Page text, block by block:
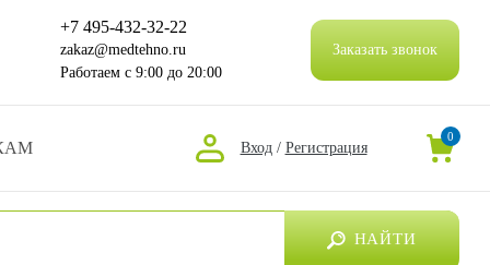
+7 495-432-32-22
zakaz@medtehno.ru
Работаем с 9:00 до 20:00
Заказать звонок
Вход / Регистрация
0
НАЙТИ